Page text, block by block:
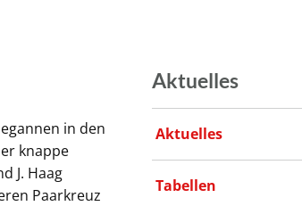
in den
knappe
J. Haag
Paarkreuz
Aktuelles
Aktuelles
Tabellen